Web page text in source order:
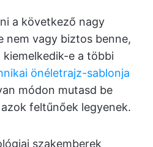
a következő nagy
nem vagy biztos benne,
e a többi
önéletrajz-sablonja
módon mutasd be
feltűnőek legyenek.
szakemberek